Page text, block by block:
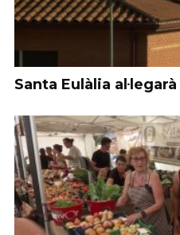
Santa Eulàlia